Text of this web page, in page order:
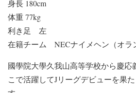
身長 180cm
体重 77kg
利き足 左
在籍チーム NECナイメヘン（オラ
國學院大學久我山高等学校から慶応
こで活躍してJリーグデビューを果